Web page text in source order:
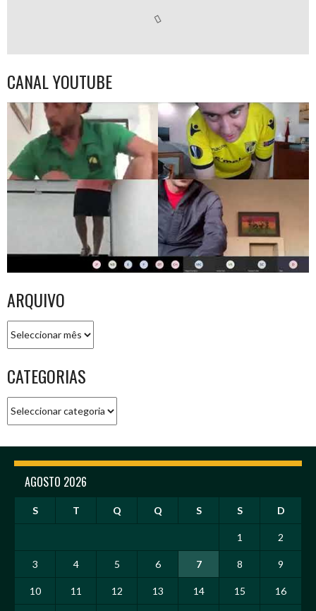
CANAL YOUTUBE
ARQUIVO
CATEGORIAS
AGOSTO 2026
S T Q Q S S D
1 2
3 4 5 6 7 8 9
10 11 12 13 14 15 16